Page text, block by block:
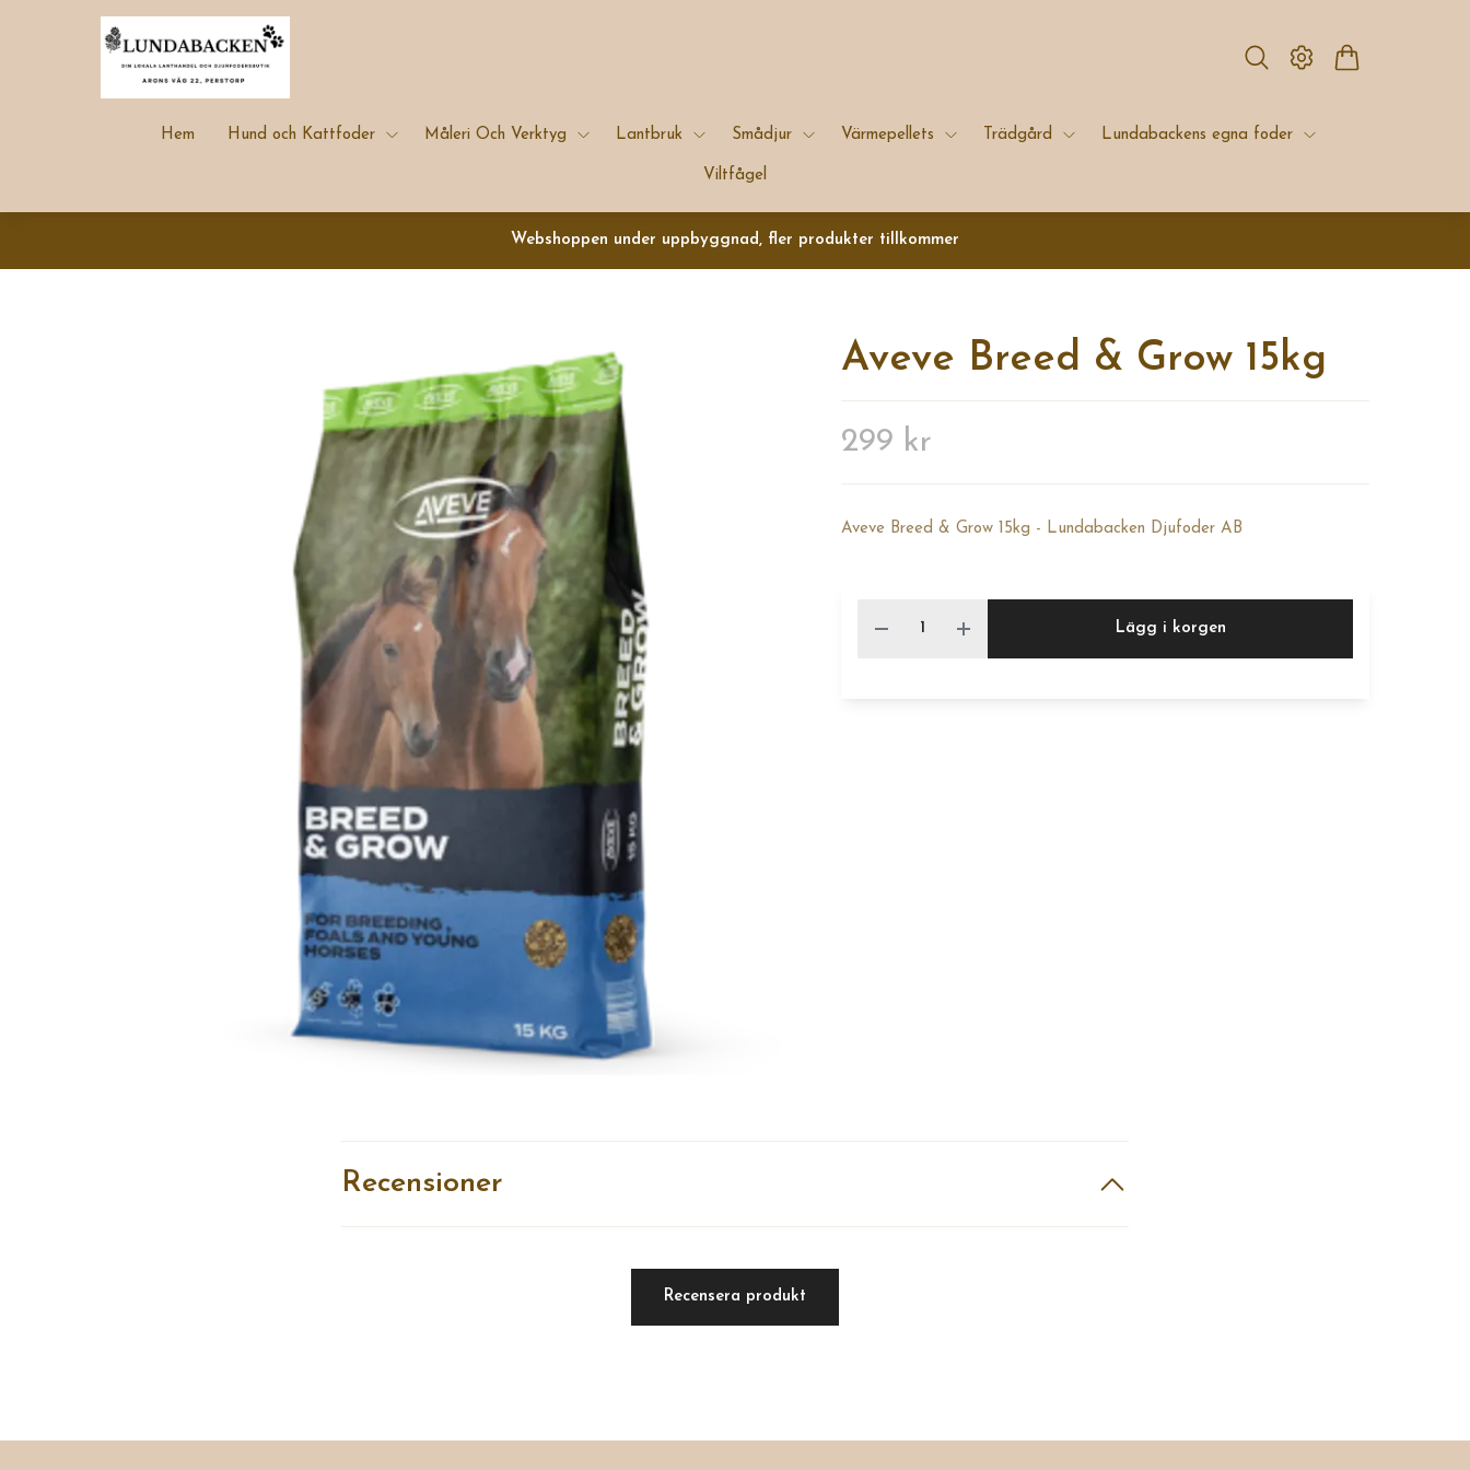
Hem Hund och Kattfoder Måleri Och Verktyg Lantbruk Smådjur Värmepellets Trädgård Lundabackens egna foder
Viltfågel
Webshoppen under uppbyggnad, fler produkter tillkommer
Aveve Breed & Grow 15kg
299 kr
Aveve Breed & Grow 15kg - Lundabacken Djufoder AB
Lägg i korgen
Recensioner
Recensera produkt